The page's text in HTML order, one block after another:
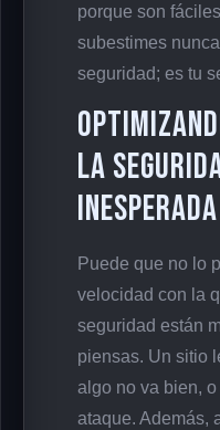
porque son
subestimes
seguridad; es tu
la
Inesperada
Puede que no lo
velocidad con la
seguridad están
piensas. Un sitio
algo no va bien,
ataque. Además,